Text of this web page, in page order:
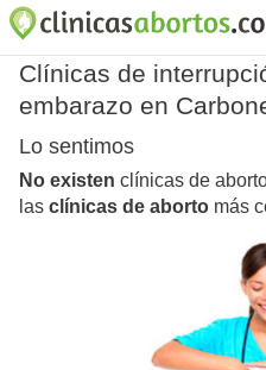
Clínicas de
embarazo en
Lo sentimos
No existen clínicas de
las clínicas de aborto más